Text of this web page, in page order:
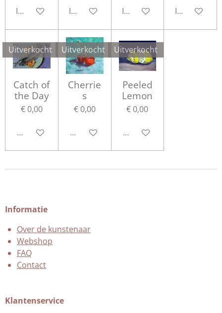
In winkelwagenIn winkelwagenIn winkelwagenIn
Uitverkocht
Catch of
the Day
€ 0,00
Houd mij op de hoogte
Uitverkocht
Cherrie
s
€ 0,00
Houd mij op de hoogte
Uitverkocht
Peeled
Lemon
€ 0,00
Houd mij op de hoogte
Informatie
Over de kunstenaar
Webshop
FAQ
Contact
Klantenservice